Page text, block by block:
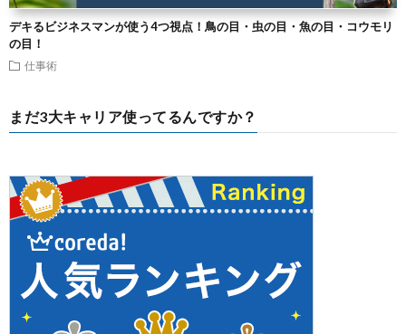
デキるビジネスマンが使う4つ視点！鳥の目・虫の目・魚の目・コウモリ
の目！
仕事術
まだ3大キャリア使ってるんですか？